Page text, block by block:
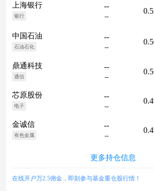
上海银行
银行
--
--
中国石油
石油石化
--
--
鼎通科技
通信
--
--
芯原股份
电子
--
--
金诚信
有色金属
--
--
更多持仓信息
在线开户万2.5佣金，即刻参与基金重仓股行情！